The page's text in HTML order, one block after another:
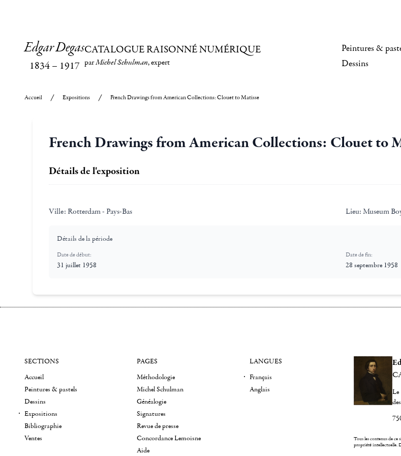
Edgar Degas
1834– 1917
CATALOGUE RAISONNÉ NUMÉRIQUE
parMichel Schulman, expert
Peintures &
Dessins
Accueil Expositions French Drawings from American Collections: Clouet to Matisse
French Drawings from American Collections: Clouet to
Détails de l'exposition
Ville: Rotterdam - Pays-Bas Lieu: Museum
Détails de la période
Date de début:
31 juillet 1958
Date de fin:
28 septembre 1958
Le
Tous les contenus de ce
propriété intellectuelle.
SECTIONS
Accueil
Peintures & pastels
Dessins
Expositions
Bibliographie
Ventes
PAGES
Méthodologie
Michel Schulman
Généalogie
Signatures
Revue de presse
Concordance Lemoisne
Aide
LANGUES
Français
Anglais